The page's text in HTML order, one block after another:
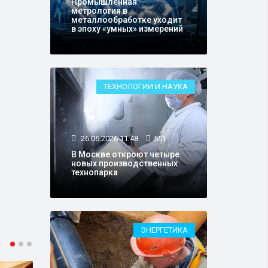
метрология в
металлообработке уходит
в эпоху «умных» измерений
ТЕХНОЛОГИИ И НАУКА
26.06.2026 11:48 551
В Москве откроют четыре
новых производственных
технопарка
ЭНЕРГЕТИКА